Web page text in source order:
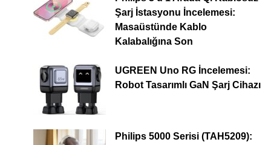
Şarj İstasyonu İncelemesi:
Masaüstünde Kablo
Kalabalığına Son
UGREEN Uno RG İncelemesi:
Robot Tasarımlı GaN Şarj Cihazı
Philips 5000 Serisi (TAH5209):